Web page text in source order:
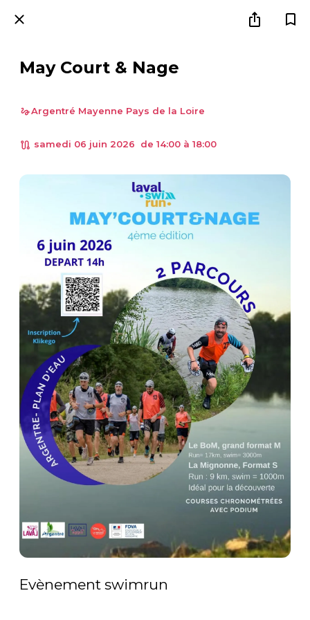
May Court & Nage
Argentré Mayenne Pays de la Loire
samedi 06 juin 2026  de 14:00 à 18:00
Evènement swimrun